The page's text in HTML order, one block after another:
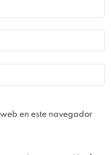
en este navegador